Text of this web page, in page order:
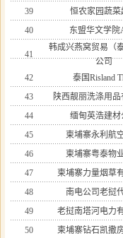
39
恒农家园蔬菜
40
东盟华文学院
41
韩成兴燕窝贸易（
公司
42 泰国Risland
43
陕西靓丽洗涤用品
44
缅甸英浩建材
45
柬埔寨永利航
46
柬埔寨粤泰物
47
柬埔寨力量烟草
48
南电公司老挝
49
老挝南塔河电力
50
柬埔寨钻石凯撒